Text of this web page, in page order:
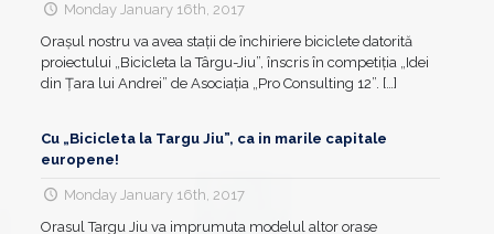
Monday January 16th, 2017
Orașul nostru va avea stații de închiriere biciclete datorită
proiectului „Bicicleta la Târgu-Jiu”, înscris în competiția „Idei
din Țara lui Andrei” de Asociația „Pro Consulting 12”. […]
Cu „Bicicleta la Targu Jiu”, ca in marile capitale
europene!
Monday January 16th, 2017
Orasul Targu Jiu va imprumuta modelul altor orase